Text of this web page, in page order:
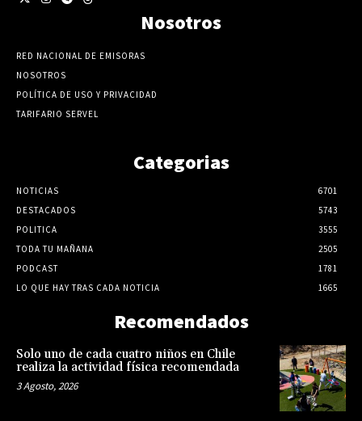
Nosotros
RED NACIONAL DE EMISORAS
NOSOTROS
POLÍTICA DE USO Y PRIVACIDAD
TARIFARIO SERVEL
Categorias
NOTICIAS
6701
DESTACADOS
5743
POLITICA
3555
TODA TU MAÑANA
2505
PODCAST
1781
LO QUE HAY TRAS CADA NOTICIA
1665
Recomendados
Solo uno de cada cuatro niños en Chile
realiza la actividad física recomendada
3 Agosto, 2026